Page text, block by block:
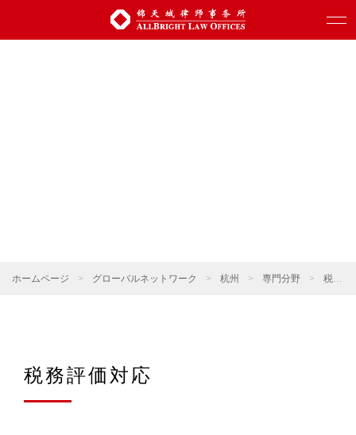
ホームページ > グローバルネットワーク > 杭州 > 専門分野 > 税法
税務評価対応